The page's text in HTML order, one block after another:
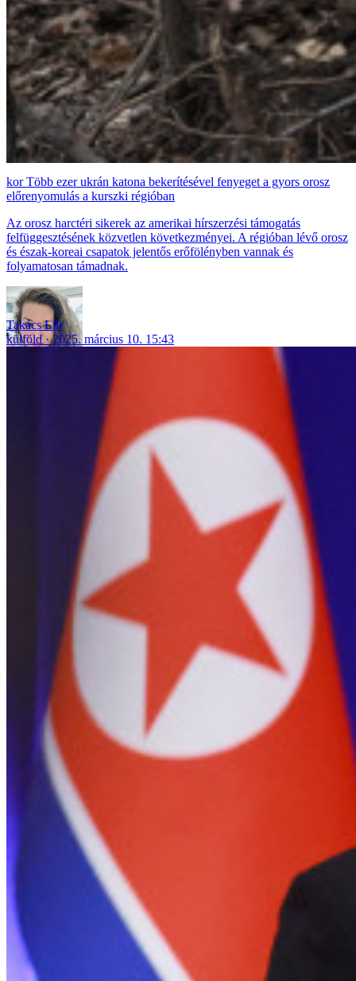
Több ezer ukrán katona bekerítésével fenyeget a gyors orosz
előrenyomulás a kurszki régióban
Az orosz harctéri sikerek az amerikai hírszerzési támogatás
felfüggesztésének közvetlen következményei. A régióban lévő orosz
és észak-koreai csapatok jelentős erőfölényben vannak és
folyamatosan támadnak.
Takács Lili
külföld
2025. március 10. 15:43